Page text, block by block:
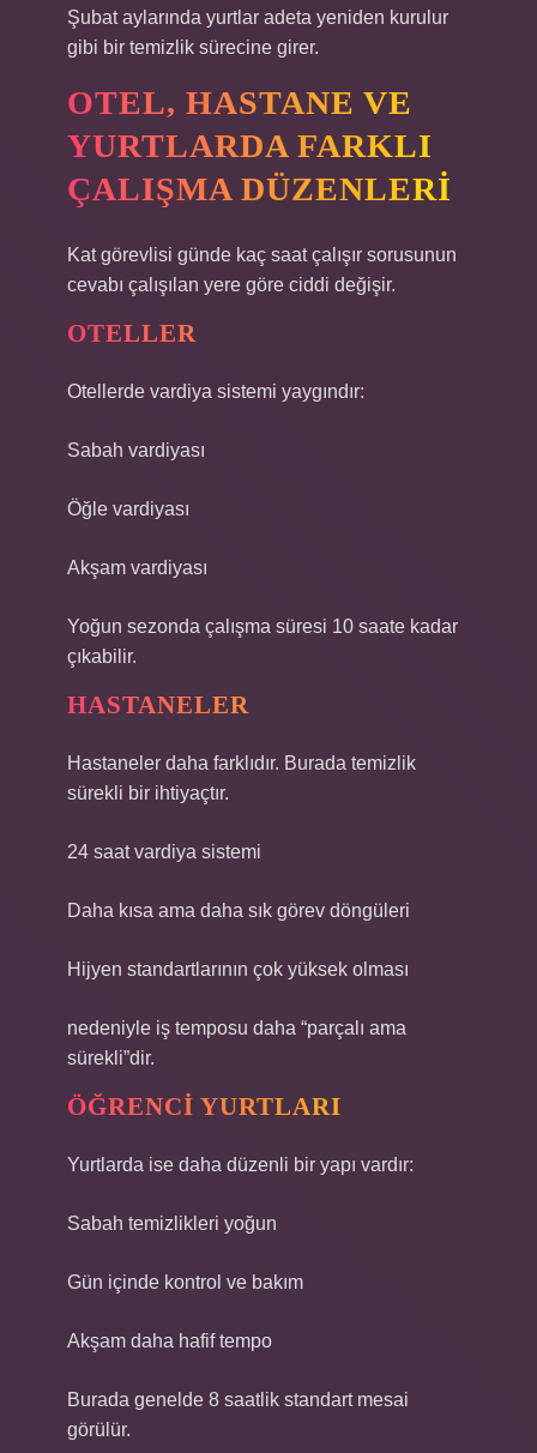
Şubat aylarında yurtlar adeta yeniden kurulur
gibi bir temizlik sürecine girer.
OTEL, HASTANE VE
YURTLARDA FARKLI
ÇALIŞMA DÜZENLERI
Kat görevlisi günde kaç saat çalışır sorusunun
cevabı çalışılan yere göre ciddi değişir.
OTELLER
Otellerde vardiya sistemi yaygındır:
Sabah vardiyası
Öğle vardiyası
Akşam vardiyası
Yoğun sezonda çalışma süresi 10 saate kadar
çıkabilir.
HASTANELER
Hastaneler daha farklıdır. Burada temizlik
sürekli bir ihtiyaçtır.
24 saat vardiya sistemi
Daha kısa ama daha sık görev döngüleri
Hijyen standartlarının çok yüksek olması
nedeniyle iş temposu daha “parçalı ama
sürekli”dir.
ÖĞRENCI YURTLARI
Yurtlarda ise daha düzenli bir yapı vardır:
Sabah temizlikleri yoğun
Gün içinde kontrol ve bakım
Akşam daha hafif tempo
Burada genelde 8 saatlik standart mesai
görülür.